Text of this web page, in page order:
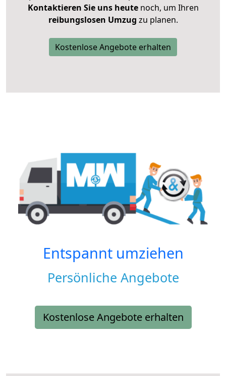
Kontaktieren Sie uns heutenoch, um Ihren
reibungslosen Umzug zu planen.
Kostenlose Angebote erhalten
Entspannt umziehen
Persönliche Angebote
Kostenlose Angebote erhalten